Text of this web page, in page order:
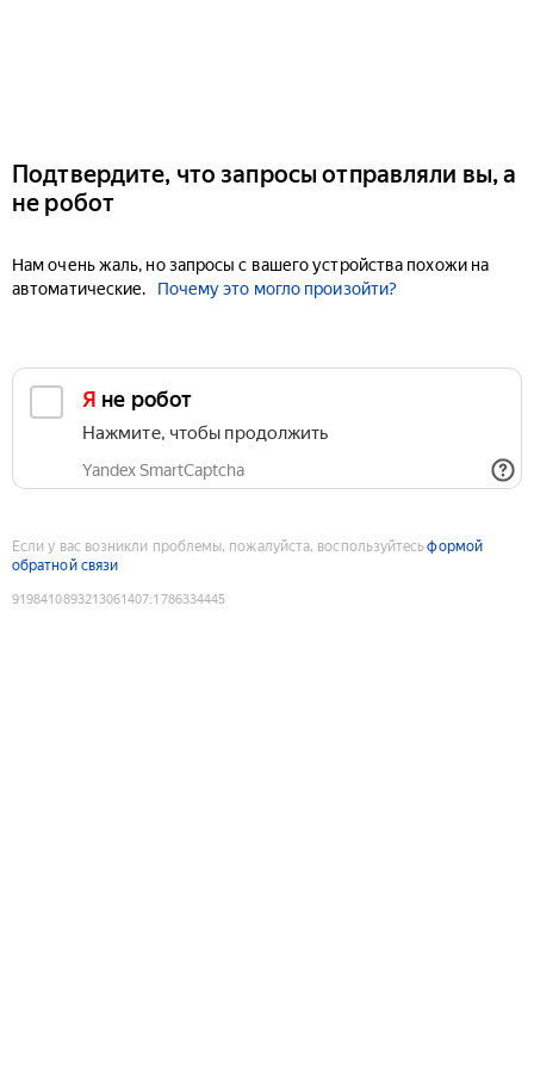
Подтвердите, что запросы отправляли вы, а
не робот
Нам очень жаль, но запросы с вашего устройства похожи на
автоматические.
Почему это могло произойти?
Я не робот
Нажмите, чтобы продолжить
Yandex SmartCaptcha
Если у вас возникли проблемы, пожалуйста, воспользуйтесьформой
обратной связи
9198410893213061407:1786334445